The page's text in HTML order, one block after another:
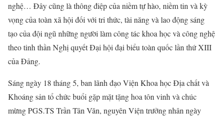
nghệ… Đây cũng là thông điệp của niềm tự hào, niềm tin và kỳ
vọng của toàn xã hội đối với tri thức, tài năng và lao động sáng
tạo của đội ngũ những người làm công tác khoa học và công nghệ
theo tinh thần Nghị quyết Đại hội đại biểu toàn quốc lần thứ XIII
của Đảng.
Sáng ngày 18 tháng 5, ban lãnh đạo Viện Khoa học Địa chất và
Khoáng sản tổ chức buổi gặp mặt tặng hoa tôn vinh và chúc
mừng PGS.TS Trần Tân Văn, nguyên Viện trưởng nhân ngày